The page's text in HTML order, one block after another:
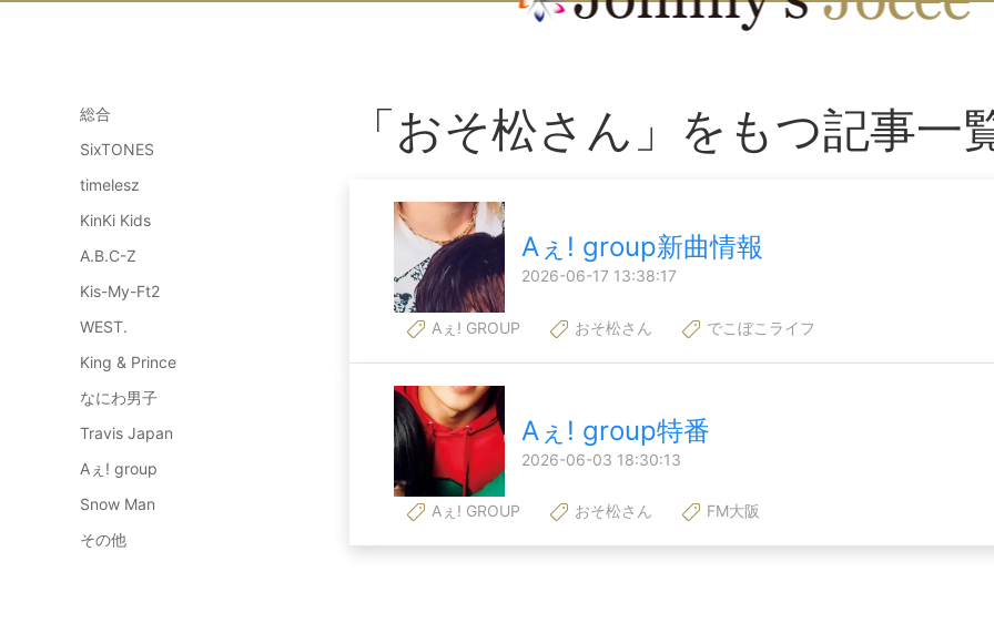
総合
SixTONES
timelesz
KinKi Kids
A.B.C-Z
Kis-My-Ft2
WEST.
King & Prince
なにわ男子
Travis Japan
Aぇ! group
Snow Man
その他
「おそ松さん」をもつ記事一
Aぇ! group新曲情報
2026-06-17 13:38:17
Aぇ! GROUP おそ松さん でこぼこライフ
Aぇ! group特番
2026-06-03 18:30:13
Aぇ! GROUP おそ松さん FM大阪